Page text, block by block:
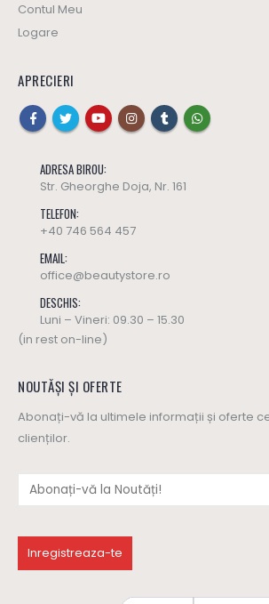
out of 5
Contul Meu
Logare
APRECIERI
ADRESA BIROU:
Str. Gheorghe Doja, Nr. 161
TELEFON:
+40 746 564 457
EMAIL:
office@beautystore.ro
DESCHIS:
Luni – Vineri: 09.30 – 15.30
(in rest on-line)
NOUTĂȘI ȘI OFERTE
Abonați-vă la ultimele informații și oferte
clienților.